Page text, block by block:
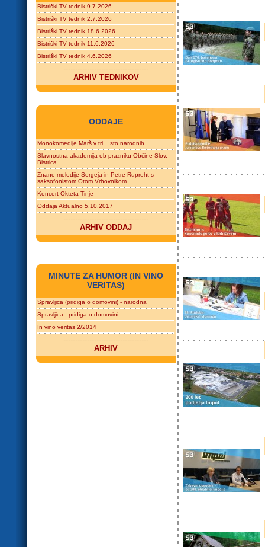
Bistriški TV tednik 9.7.2026
Bistriški TV tednik 2.7.2026
Bistriški TV tednik 18.6.2026
Bistriški TV tednik 11.6.2026
Bistriški TV tednik 4.6.2026
------------------------------------
ARHIV TEDNIKOV
ODDAJE
Monokomedije Marš v tri... sto narodnih
Slavnostna akademija ob prazniku Občine Slov.
Bistrica
Znane melodije Sergeja in Petre Rupreht s
saksofonistom Otom Vrhovnikom
Koncert Okteta Tinje
Oddaja Aktualno 5.10.2017
------------------------------------
ARHIV ODDAJ
MINUTE ZA HUMOR (IN VINO
VERITAS)
Spravljica (pridiga o domovini) - narodna
Spravljica - pridiga o domovini
In vino veritas 2/2014
------------------------------------
ARHIV